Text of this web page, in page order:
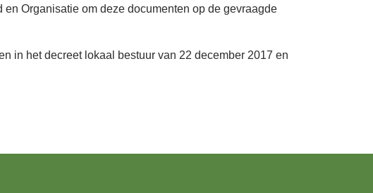
Organisatie om deze documenten op de gevraagde
in het decreet lokaal bestuur van 22 december 2017 en